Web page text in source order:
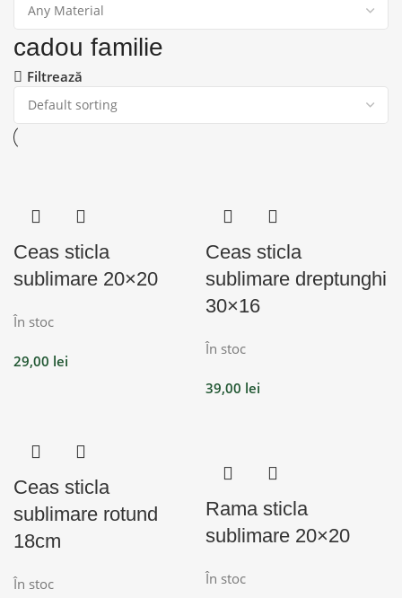
cadou familie
Filtrează
Ceas sticla
sublimare 20×20
În stoc
29,00 lei
Ceas sticla
sublimare dreptunghi
30×16
În stoc
39,00 lei
Ceas sticla
sublimare rotund
18cm
În stoc
Rama sticla
sublimare 20×20
În stoc